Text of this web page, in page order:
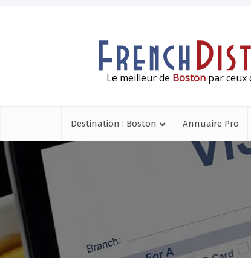
Le meilleur de Boston par ceux
Destination : Boston Annuaire Pro